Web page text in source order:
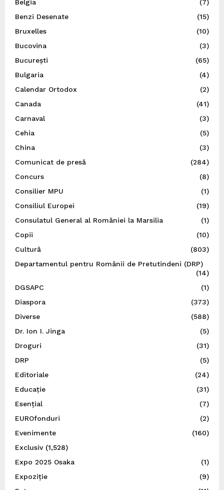
Belgia
(7)
Benzi Desenate
(15)
Bruxelles
(10)
Bucovina
(3)
București
(65)
Bulgaria
(4)
Calendar Ortodox
(2)
Canada
(41)
Carnaval
(3)
Cehia
(5)
China
(3)
Comunicat de presă
(284)
Concurs
(8)
Consilier MPU
(1)
Consiliul Europei
(19)
Consulatul General al României la Marsilia
(1)
Copii
(10)
Cultură
(803)
Departamentul pentru Românii de Pretutindeni (DRP)
(14)
DGSAPC
(1)
Diaspora
(373)
Diverse
(588)
Dr. Ion I. Jinga
(5)
Droguri
(31)
DRP
(5)
Editoriale
(24)
Educație
(31)
Esențial
(7)
EUROfonduri
(2)
Evenimente
(160)
Exclusiv(1,528)
Expo 2025 Osaka
(1)
Expoziție
(9)